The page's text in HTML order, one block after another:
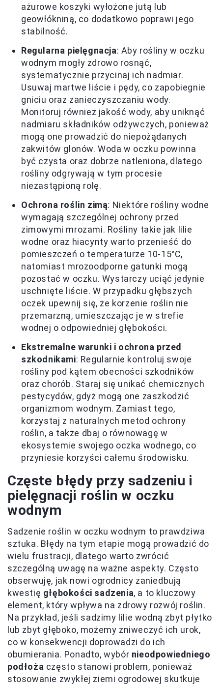
ażurowe koszyki wyłożone jutą lub
geowłókniną, co dodatkowo poprawi jego
stabilność.
Regularna pielęgnacja: Aby rośliny w oczku
wodnym mogły zdrowo rosnąć,
systematycznie przycinaj ich nadmiar.
Usuwaj martwe liście i pędy, co zapobiegnie
gniciu oraz zanieczyszczaniu wody.
Monitoruj również jakość wody, aby uniknąć
nadmiaru składników odżywczych, ponieważ
mogą one prowadzić do niepożądanych
zakwitów glonów. Woda w oczku powinna
być czysta oraz dobrze natleniona, dlatego
rośliny odgrywają w tym procesie
niezastąpioną rolę.
Ochrona roślin zimą: Niektóre rośliny wodne
wymagają szczególnej ochrony przed
zimowymi mrozami. Rośliny takie jak lilie
wodne oraz hiacynty warto przenieść do
pomieszczeń o temperaturze 10-15°C,
natomiast mrozoodporne gatunki mogą
pozostać w oczku. Wystarczy uciąć jedynie
uschnięte liście. W przypadku głębszych
oczek upewnij się, że korzenie roślin nie
przemarzną, umieszczając je w strefie
wodnej o odpowiedniej głębokości.
Ekstremalne warunki i ochrona przed
szkodnikami: Regularnie kontroluj swoje
rośliny pod kątem obecności szkodników
oraz chorób. Staraj się unikać chemicznych
pestycydów, gdyż mogą one zaszkodzić
organizmom wodnym. Zamiast tego,
korzystaj z naturalnych metod ochrony
roślin, a także dbaj o równowagę w
ekosystemie swojego oczka wodnego, co
przyniesie korzyści całemu środowisku.
Częste błędy przy sadzeniu i
pielęgnacji roślin w oczku
wodnym
Sadzenie roślin w oczku wodnym to prawdziwa
sztuka. Błędy na tym etapie mogą prowadzić do
wielu frustracji, dlatego warto zwrócić
szczególną uwagę na ważne aspekty. Często
obserwuję, jak nowi ogrodnicy zaniedbują
kwestię głębokości sadzenia, a to kluczowy
element, który wpływa na zdrowy rozwój roślin.
Na przykład, jeśli sadzimy lilie wodną zbyt płytko
lub zbyt głęboko, możemy zniweczyć ich urok,
co w konsekwencji doprowadzi do ich
obumierania. Ponadto, wybór nieodpowiedniego
podłoża często stanowi problem, ponieważ
stosowanie zwykłej ziemi ogrodowej skutkuje